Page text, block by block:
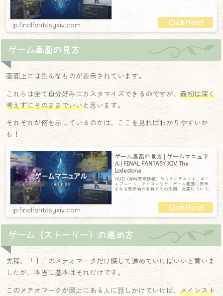
jp.finalfantasyxiv.com
ゲーム画面の見方
画面上には色んなものが表示されています。
これらは全て自分好みにカスタマイズできるのですが、 最初は深く
考えずにそのままでいいと思います。
それぞれが何を示しているのかは、ここを見ればわかりやすいか
も！
ゲーム画面の見方 | ゲームマニュア
ル| FINAL FANTASY XIV, The
Lodestone
HUD（常時表示情報）やフライテキスト、ネー
ムプレート、アイコンなど、ゲーム画面に表示
される表示物の名称とその役割、効果について
jp.finalfantasyxiv.com
ゲーム（ストーリー）の進め方
先程、「！」のメテオマークだけ探して進めていけばいいと言いま
したが、本当に基本はそれだけです。
このメテオマークが頭上にある人に話しかけていけば、 メインスト